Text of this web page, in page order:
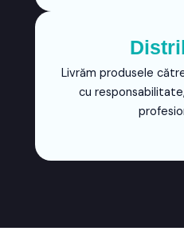
Livrăm produsele
cu